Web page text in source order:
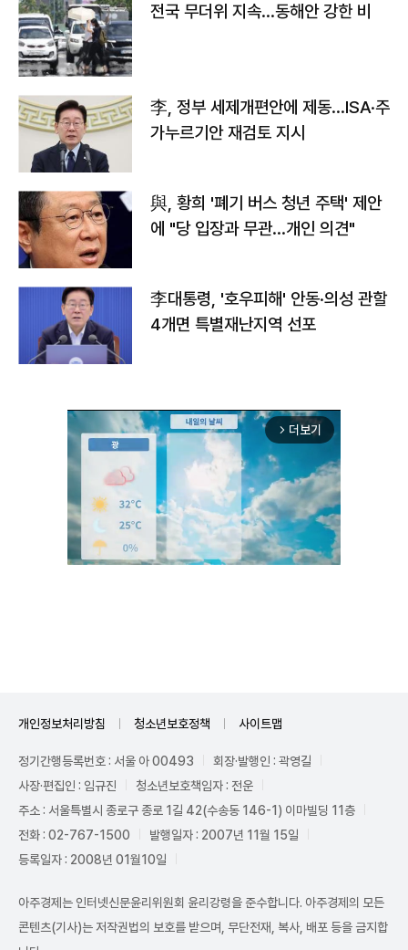
전국 무더위 지속…동해안 강한 비
李, 정부 세제개편안에 제동…ISA·주
가누르기안 재검토 지시
與, 황희 '폐기 버스 청년 주택' 제안
에 "당 입장과 무관…개인 의견"
李대통령, '호우피해' 안동·의성 관할
4개면 특별재난지역 선포
arrow_forward_ios 더보기
개인정보처리방침 청소년보호정책 사이트맵
정기간행등록번호 : 서울 아 00493
회장·발행인 : 곽영길
사장·편집인 : 임규진
청소년보호책임자 : 전운
주소 : 서울특별시 종로구 종로 1길 42(수송동 146-1) 이마빌딩 11층
전화 : 02-767-1500
발행일자 : 2007년 11월 15일
등록일자 : 2008년 01월10일
아주경제는 인터넷신문윤리위원회 윤리강령을 준수합니다. 아주경제의 모든
콘텐츠(기사)는 저작권법의 보호를 받으며, 무단전재, 복사, 배포 등을 금지합